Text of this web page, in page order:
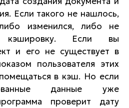
Если такого не нашлось,
изменился, либо не
Если вы
и его не существует в
пользователя этих
в кэш. Но если
данные уже
проверит дату